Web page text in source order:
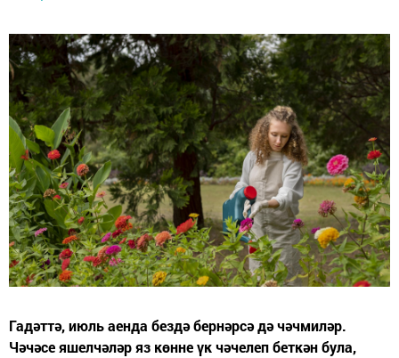
Гадәттә, июль аенда бездә бернәрсә дә чәчмиләр.
Чәчәсе яшелчәләр яз көнне үк чәчелеп беткән була,